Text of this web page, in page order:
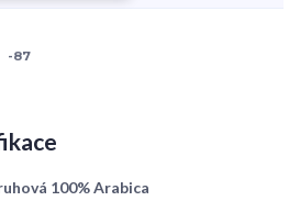
-87
100% Arabica